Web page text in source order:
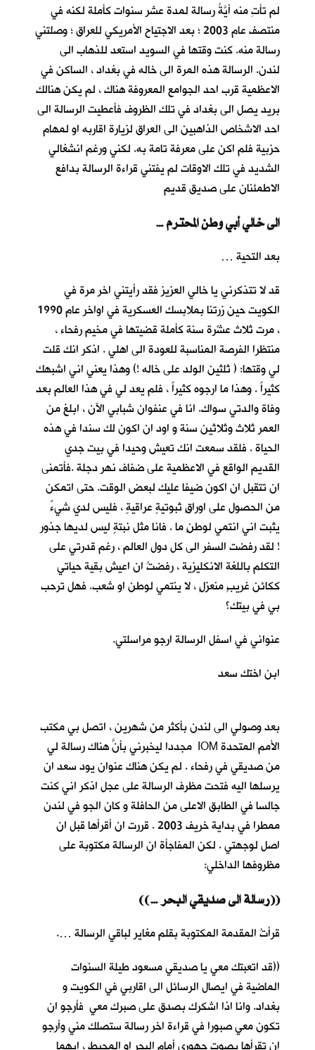
لم تأتِ منه أيَّةُ رسالة لمدة عشر سنوات كأملة لكنه في
منتصف عام 2003 ؛ بعد الاجتياح الأمريكي للعراق ؛ وصلتني
رسالة منه. كنت وقتها في السويد استعد للذهاب الى
لندن. الرسالة هذه المرة الى خاله في بغداد ، الساكن في
الاعظمية قرب احد الجوامع المعروفة هناك ، لم يكن هنالك
بريد يصل الى بغداد في تلك الظروف فأعطيت الرسالة الى
احد الاشخاص الذاهبين الى العراق لزيارة اقاربه او لمهام
حزبية فلم اكن على معرفة تامة به. لكني ورغم انشغالي
الشديد في تلك الاوقات لم يفتني قراءة الرسالة بدافع
الاطمئنان على صديق قديم
… الى خالي أبي وطن المحترم
بعد التحية …
قد لا تتذكرني يا خالي العزيز فقد رأيتني اخر مرة في
الكويت حين زرتنا بملابسك العسكرية في اواخر عام 1990
، مرت ثلاث عشْرة سنة كأملة قضيتها في مخيم رفحاء ،
منتظرا الفرصة المناسبة للعودة الى اهلي . اذكر انك قلت
لي وقتها: ( ثلثين الولد على خاله !) وهذا يعني اني اشبهك
كثيراً . وهذا ما ارجوه كثيراً ، فلم يعد لي في هذا العالم بعد
وفاة والدتي سواك. انا في عنفوان شبابي الآن ، ابلغ من
العمر ثلاث وثلاثين سنة و اود ان اكون لك سندا في هذه
الحياة . فلقد سمعت انك تعيش وحيدا في بيت جدي
القديم الواقع في الاعظمية على ضفاف نهر دجلة .فأتمنى
ان تتقبل ان اكون ضيفا عليك لبعض الوقت. حتى اتمكن
من الحصول على اوراقٍ ثبوتيةٍ عراقيةٍ ، فليس لدي شيءٌ
يثبت اني انتمي لوطنٍ ما . فانا مثل نبتةٍ ليس لديها جذور
! لقد رفضت السفر الى كل دول العالم ، رغم قدرتي على
التكلم باللغة الانكليزية ، رفضتُ ان اعيش بقية حياتي
ككائن غريبٍ منعزلٍ ، لا ينتمي لوطن او شعب. فهل ترحب
بي في بيتك؟
عنواني في اسفل الرسالة ارجو مراسلتي.
ابن اختك سعد
بعد وصولي الى لندن بأكثر من شهرين ، اتصل بي مكتب
الأمم المتحدة IOM مجددا ليخبرني بأنَّ هناك رسالة لي
من صديقي في رفحاء . لم يكن هناك عنوان يود سعد ان
يرسلها اليه فتحت مظرف الرسالة على عجل اذكر اني كنت
جالسا في الطابق الاعلى من الحافلة و كان الجو في لندن
ممطرا في بداية خريف 2003 . قررت ان أقرأها قبل ان
اصل لوجهتي . لكن المفاجأة ان الرسالة مكتوبة على
مظروفها الداخلي:
((… رسالة الى صديقي البحر))
قرأتُ المقدمة المكتوبة بقلم مغاير لباقي الرسالة ….
((قد اتعبتك معي يا صديقي مسعود طيلة السنوات
الماضية في ايصال الرسائل الى اقاربي في الكويت و
بغداد. وانا اذا اشكرك بصدق على صبرك معي فأرجو ان
تكون معي صبورا في قراءة اخر رسالة ستصلك مني وأرجو